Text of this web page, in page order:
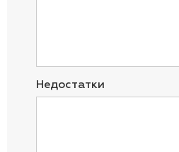
Недостатки